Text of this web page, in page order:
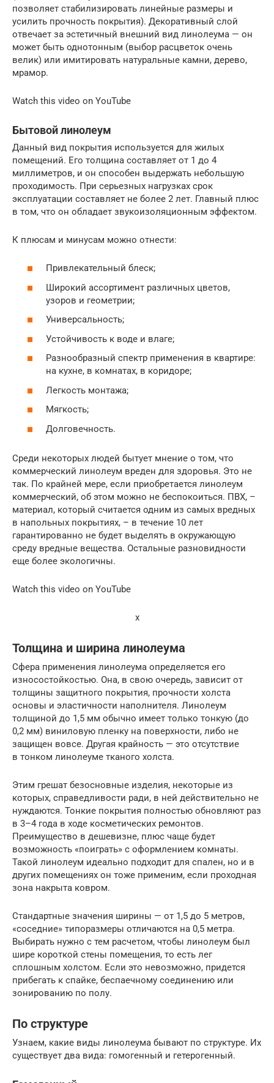
позволяет стабилизировать линейные размеры и
усилить прочность покрытия). Декоративный слой
отвечает за эстетичный внешний вид линолеума — он
может быть однотонным (выбор расцветок очень
велик) или имитировать натуральные камни, дерево,
мрамор.
Watch this video on YouTube
Бытовой линолеум
Данный вид покрытия используется для жилых
помещений. Его толщина составляет от 1 до 4
миллиметров, и он способен выдержать небольшую
проходимость. При серьезных нагрузках срок
эксплуатации составляет не более 2 лет. Главный плюс
в том, что он обладает звукоизоляционным эффектом.
К плюсам и минусам можно отнести:
Привлекательный блеск;
Широкий ассортимент различных цветов,
узоров и геометрии;
Универсальность;
Устойчивость к воде и влаге;
Разнообразный спектр применения в квартире:
на кухне, в комнатах, в коридоре;
Легкость монтажа;
Мягкость;
Долговечность.
Среди некоторых людей бытует мнение о том, что
коммерческий линолеум вреден для здоровья. Это не
так. По крайней мере, если приобретается линолеум
коммерческий, об этом можно не беспокоиться. ПВХ, –
материал, который считается одним из самых вредных
в напольных покрытиях, – в течение 10 лет
гарантированно не будет выделять в окружающую
среду вредные вещества. Остальные разновидности
еще более экологичны.
Watch this video on YouTube
x
Толщина и ширина линолеума
Сфера применения линолеума определяется его
износостойкостью. Она, в свою очередь, зависит от
толщины защитного покрытия, прочности холста
основы и эластичности наполнителя. Линолеум
толщиной до 1,5 мм обычно имеет только тонкую (до
0,2 мм) виниловую пленку на поверхности, либо не
защищен вовсе. Другая крайность — это отсутствие
в тонком линолеуме тканого холста.
Этим грешат безосновные изделия, некоторые из
которых, справедливости ради, в ней действительно не
нуждаются. Тонкие покрытия полностью обновляют раз
в 3–4 года в ходе косметических ремонтов.
Преимущество в дешевизне, плюс чаще будет
возможность «поиграть» с оформлением комнаты.
Такой линолеум идеально подходит для спален, но и в
других помещениях он тоже применим, если проходная
зона накрыта ковром.
Стандартные значения ширины — от 1,5 до 5 метров,
«соседние» типоразмеры отличаются на 0,5 метра.
Выбирать нужно с тем расчетом, чтобы линолеум был
шире короткой стены помещения, то есть лег
сплошным холстом. Если это невозможно, придется
прибегать к спайке, беспаечному соединению или
зонированию по полу.
По структуре
Узнаем, какие виды линолеума бывают по структуре. Их
существует два вида: гомогенный и гетерогенный.